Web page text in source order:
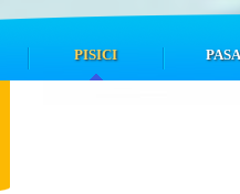
PISICI